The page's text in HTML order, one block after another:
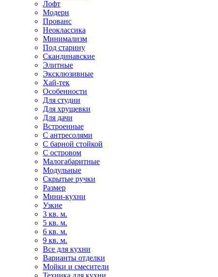
Лофт
Модерн
Прованс
Неоклассика
Минимализм
Под старину
Скандинавские
Элитные
Эксклюзивные
Хай-тек
Особенности
Для студии
Для хрущевки
Для дачи
Встроенные
С антресолями
С барной стойкой
С островом
Малогабаритные
Модульные
Скрытые ручки
Размер
Мини-кухни
Узкие
3 кв. м.
5 кв. м.
6 кв. м.
9 кв. м.
Все для кухни
Варианты отделки
Мойки и смесители
Техника для кухни